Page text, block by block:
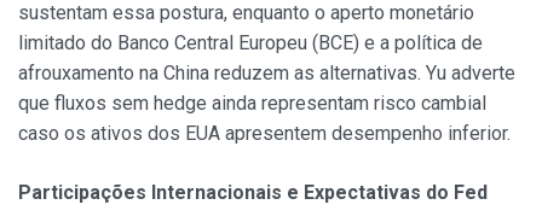
sustentam essa postura, enquanto o aperto monetário
limitado do Banco Central Europeu (BCE) e a política de
afrouxamento na China reduzem as alternativas. Yu adverte
que fluxos sem hedge ainda representam risco cambial
caso os ativos dos EUA apresentem desempenho inferior.
Participações Internacionais e Expectativas do Fed